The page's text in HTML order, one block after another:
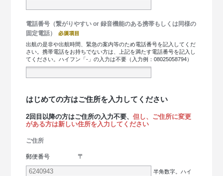
電話番号（繋がりやすい or 録音機能のある携帯もしくは同様の
固定電話）
出航の是非や出航時間、緊急の案内等のため電話番号を記入してくだ
さい。携帯電話をお持ちでない方は、上記を満たす電話番号を記入し
てください。ハイフン「-」の入力は不要（入力例：08025058794）
はじめての方はご住所を入力してください
2回目以降の方はご住所の入力不要、但し、ご住所に変更
がある方は新しい住所を入力してください
ご住所
郵便番号 〒
半角数字。ハイ